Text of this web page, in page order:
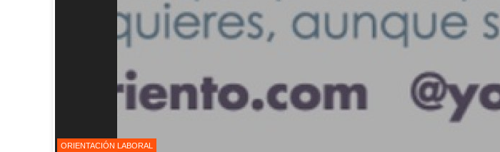
ORIENTACIÓN LABORAL